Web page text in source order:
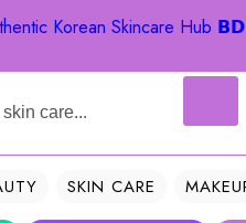
SKIN CARE